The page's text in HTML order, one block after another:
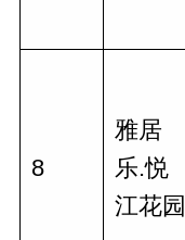
8
雅居
乐.悦
江花园